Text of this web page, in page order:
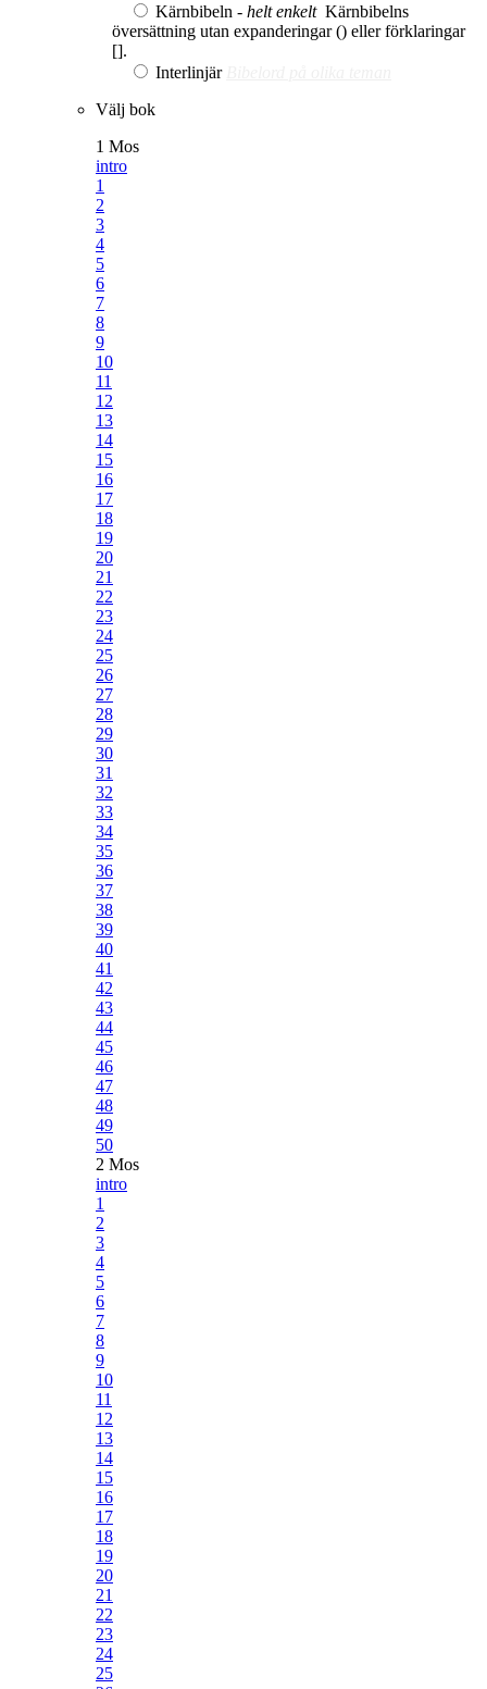
Kärnbibeln - helt enkelt Kärnbibelns
översättning utan expanderingar () eller förklaringar
[].
Interlinjär
Välj bok
1 Mos
intro
1
2
3
4
5
6
7
8
9
10
11
12
13
14
15
16
17
18
19
20
21
22
23
24
25
26
27
28
29
30
31
32
33
34
35
36
37
38
39
40
41
42
43
44
45
46
47
48
49
50
2 Mos
intro
1
2
3
4
5
6
7
8
9
10
11
12
13
14
15
16
17
18
19
20
21
22
23
24
25